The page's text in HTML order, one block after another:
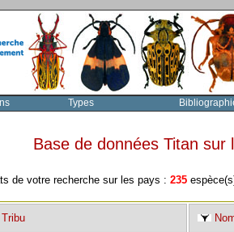
Types
Base de données Titan
de votre recherche sur les pays : 235
Tribu